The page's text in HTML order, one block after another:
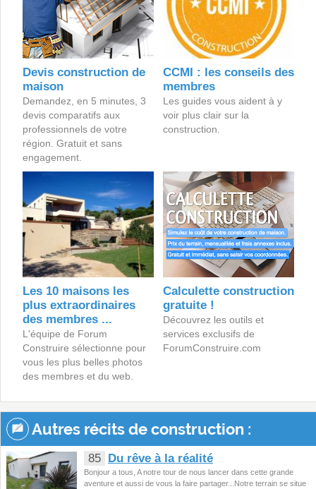
Devis construction de
maison
Demandez, en 5 minutes, 3
devis comparatifs aux
professionnels de votre
région. Gratuit et sans
engagement.
CCMI : les conseils des
membres
Les guides vous aident à y
voir plus clair sur la
construction.
Les 10 maisons les
plus extraordinaires
des membres ...
L'équipe de Forum
Construire sélectionne pour
vous les plus belles photos
des membres et du web.
Calculette construction
gratuite !
Découvrez les outils et
services exclusifs de
ForumConstruire.com
Autres récits de construction :
85 Du rêve à la réalité
Bonjour a tous, A notre tour de nous lancer dans cette grande
aventure et aussi de vous la faire partager...Notre terrain se situe